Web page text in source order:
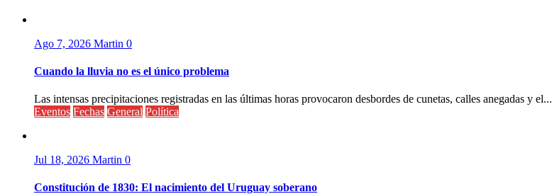
Ago 7, 2026 Martin 0
Cuando la lluvia no es el único problema
Las intensas precipitaciones registradas en las últimas horas provocaron desbordes de cunetas, calles anegadas y el...
Eventos Fechas General Política
Jul 18, 2026 Martin 0
Constitución de 1830: El nacimiento del Uruguay soberano